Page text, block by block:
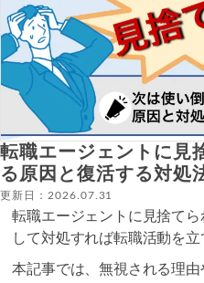
転職エージェントに見
る原因と復活する対処
更新日：2026.07.31
転職エージェントに見捨て
して対処すれば転職活動を立
本記事では、無視される理由